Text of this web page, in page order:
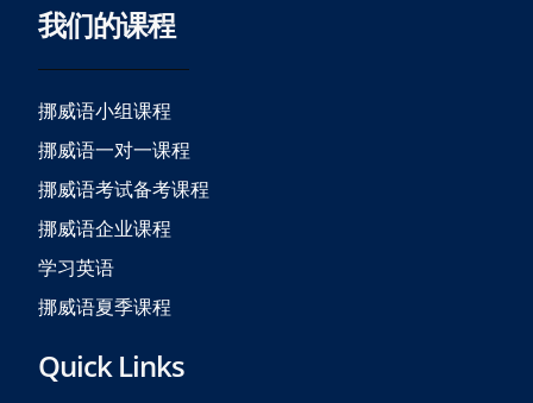
e
b
o
o
k
t
a
g
r
a
m
我们的课程
挪威语小组课程
挪威语一对一课程
挪威语考试备考课程
挪威语企业课程
学习英语
挪威语夏季课程
Quick Links